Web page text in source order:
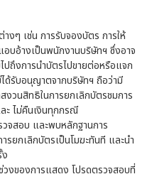
งๆ เช่น การรับจองบัตร การให้
บอ้างเป็นพนักงานบริษัทฯ ซึ่งอาจ
ถึงการนำบัตรไปขายต่อหรือแจก
ด้รับอนุญาตจากบริษัทฯ ถือว่ามี
วนสิทธิในการยกเลิกบัตรชมการ
ะ ไม่คืนเงินทุกกรณี
จสอบ และพบหลักฐานการ
ยกเลิกบัตรเป็นโมฆะทันที และนำ
งของการแสดง โปรดตรวจสอบที่